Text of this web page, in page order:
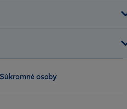
Súkromné osoby